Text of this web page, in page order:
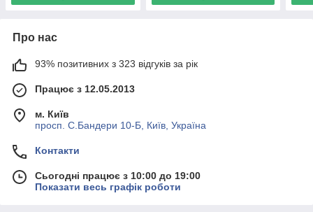
Про нас
93% позитивних з 323 відгуків за рік
Працює з 12.05.2013
м. Київ
просп. С.Бандери 10-Б, Київ, Україна
Контакти
Сьогодні працює з 10:00 до 19:00
Показати весь графік роботи